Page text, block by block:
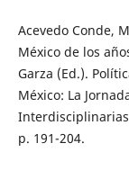
Acevedo Conde,
México de los
Garza (Ed.).
México: La
Interdisciplinarias
p. 191-204.